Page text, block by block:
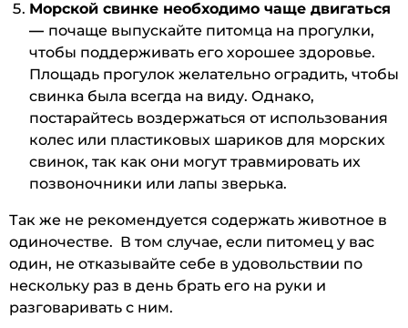
Морской свинке необходимо чаще двигаться
— почаще выпускайте питомца на прогулки,
чтобы поддерживать его хорошее здоровье.
Площадь прогулок желательно оградить, чтобы
свинка была всегда на виду. Однако,
постарайтесь воздержаться от использования
колес или пластиковых шариков для морских
свинок, так как они могут травмировать их
позвоночники или лапы зверька.
Так же не рекомендуется содержать животное в
одиночестве. В том случае, если питомец у вас
один, не отказывайте себе в удовольствии по
нескольку раз в день брать его на руки и
разговаривать с ним.